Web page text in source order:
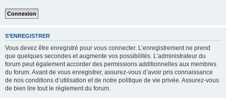
S’ENREGISTRER
Vous devez être enregistré pour vous connecter. L’enregistrement ne prend
que quelques secondes et augmente vos possibilités. L’administrateur du
forum peut également accorder des permissions additionnelles aux membres
du forum. Avant de vous enregistrer, assurez-vous d’avoir pris connaissance
de nos conditions d’utilisation et de notre politique de vie privée. Assurez-vous
de bien lire tout le règlement du forum.